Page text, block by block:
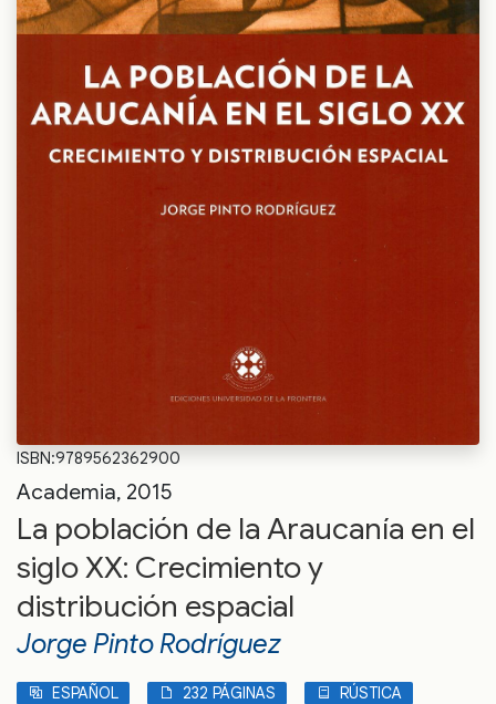
ISBN:9789562362900
Academia, 2015
La población de la Araucanía en el
siglo XX: Crecimiento y
distribución espacial
Jorge Pinto Rodríguez
ESPAÑOL 232 PÁGINAS
RÚSTICA